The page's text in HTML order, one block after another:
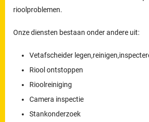
rioolproblemen.
Onze diensten bestaan onder andere uit:
Vetafscheider
Riool ontstoppen
Rioolreiniging
Camera inspectie
Stankonderzoek